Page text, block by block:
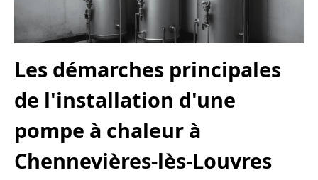
Les démarches principales
de l'installation d'une
pompe à chaleur à
Chennevières-lès-Louvres